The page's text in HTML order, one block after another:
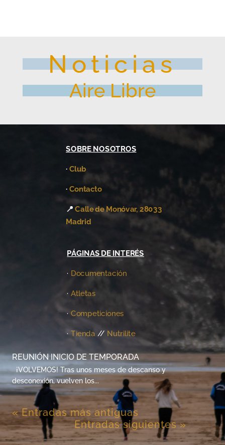
Noticias
Aire Libre
SOBRE NOSOTROS
· Club
· Contacto
📍Calle de Monóvar, 28033
Madrid
PÁGINAS DE INTERÉS
· Documentación
· Atletas
· Competiciones
·Tienda // Nutrilite
REUNIÓN INICIO DE TEMPORADA
¡VOLVEMOS! Tras unos meses de descanso y
desconexión, vuelven los...
« Entradas más antiguas
Entradas siguientes »